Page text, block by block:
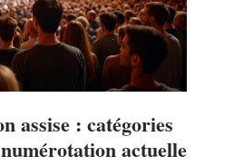
assise : catégories
actuelle